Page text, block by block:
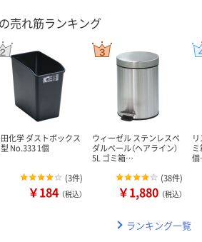
売れ筋ランキング
化学 ダストボックス
No.333 1個
(3件)
￥184 （税込）
ウィーゼル ステンレスペ
ダルペール（ヘアライン）
5L ゴミ箱…
(38件)
￥1,880 （税込）
ミ
ランキング一覧